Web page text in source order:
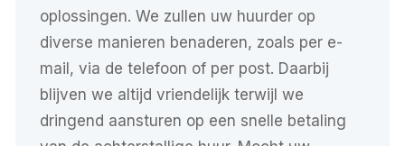
oplossingen. We zullen uw huurder op
diverse manieren benaderen, zoals per e-
mail, via de telefoon of per post. Daarbij
blijven we altijd vriendelijk terwijl we
dringend aansturen op een snelle betaling